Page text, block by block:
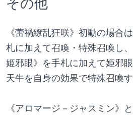
《蕾禍繚乱狂咲》初動の場合
札に加えて召喚・特殊召喚し
姫邪眼》を手札に加えて姫邪
天牛を自身の効果で特殊召喚
《アロマージ－ジャスミン》